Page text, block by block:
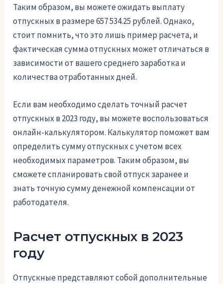
Таким образом, вы можете ожидать выплату
отпускных в размере 657 534.25 рублей. Однако,
стоит помнить, что это лишь пример расчета, и
фактическая сумма отпускных может отличаться в
зависимости от вашего среднего заработка и
количества отработанных дней.
Если вам необходимо сделать точный расчет
отпускных в 2023 году, вы можете воспользоваться
онлайн-калькулятором. Калькулятор поможет вам
определить сумму отпускных с учетом всех
необходимых параметров. Таким образом, вы
сможете спланировать свой отпуск заранее и
знать точную сумму денежной компенсации от
работодателя.
Расчет отпускных в 2023
году
Отпускные представляют собой дополнительные